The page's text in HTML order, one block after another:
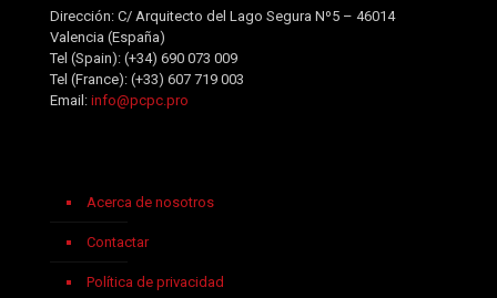
Dirección: C/ Arquitecto del Lago Segura Nº5 – 46014
Valencia (España)
Tel (Spain): (+34) 690 073 009
Tel (France): (+33) 607 719 003
Email: info@pcpc.pro
Acerca de nosotros
Contactar
Política de privacidad